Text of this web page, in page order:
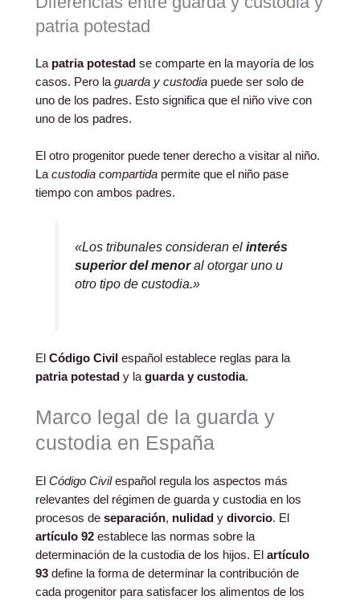
patria potestad
La patria potestad se comparte en la mayoría de los
casos. Pero la guarda y custodia puede ser solo de
uno de los padres. Esto significa que el niño vive con
uno de los padres.
El otro progenitor puede tener derecho a visitar al niño.
Lacustodia compartida permite que el niño pase
tiempo con ambos padres.
«Los tribunales consideran elinterés
superior del menoral otorgar uno u
otro tipo de custodia.»
El Código Civil español establece reglas para la
patria potestad y la guarda y custodia.
Marco legal de la guarda y
custodia en España
El Código Civilespañol regula los aspectos más
relevantes del régimen de guarda y custodia en los
procesos de separación, nulidad y divorcio. El
artículo 92 establece las normas sobre la
determinación de la custodia de los hijos. El artículo
93 define la forma de determinar la contribución de
cada progenitor para satisfacer los alimentos de los